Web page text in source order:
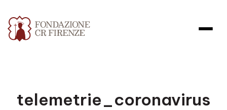
telemetrie_coronavirus